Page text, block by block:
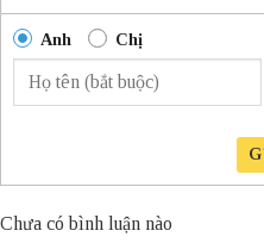
Anh Chị
Chưa có bình luận nào